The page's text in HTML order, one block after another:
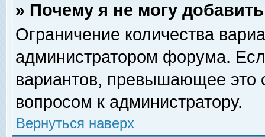
» Почему я не могу
Ограничение количества
администратором форума.
вариантов, превышающее это
вопросом к администратору.
Вернуться наверх